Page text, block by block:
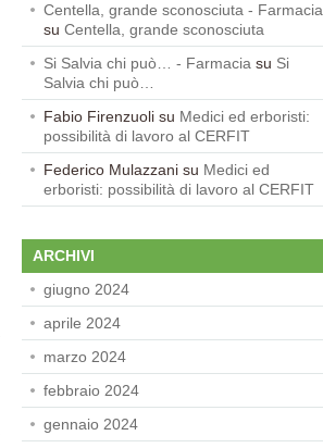
Centella, grande sconosciuta - Farmacia
su Centella, grande sconosciuta
Si Salvia chi può… - Farmacia su Si
Salvia chi può…
Fabio Firenzuoli su Medici ed erboristi:
possibilità di lavoro al CERFIT
Federico Mulazzani su Medici ed
erboristi: possibilità di lavoro al CERFIT
ARCHIVI
giugno 2024
aprile 2024
marzo 2024
febbraio 2024
gennaio 2024